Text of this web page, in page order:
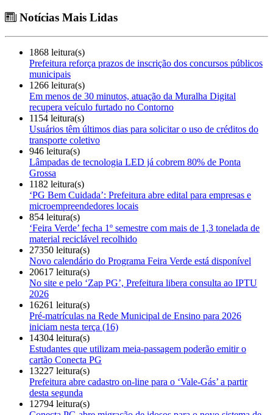
Notícias Mais Lidas
1868 leitura(s)
Prefeitura reforça prazos de inscrição dos concursos públicos
municipais
1266 leitura(s)
Em menos de 30 minutos, atuação da Muralha Digital
recupera veículo furtado no Contorno
1154 leitura(s)
Usuários têm últimos dias para solicitar o uso de créditos do
transporte coletivo
946 leitura(s)
Lâmpadas de tecnologia LED já cobrem 80% de Ponta
Grossa
1182 leitura(s)
‘PG Bem Cuidada’: Prefeitura abre edital para empresas e
microempreendedores locais
854 leitura(s)
‘Feira Verde’ fecha 1º semestre com mais de 1,3 tonelada de
material reciclável recolhido
27350 leitura(s)
Novo calendário do Programa Feira Verde está disponível
20617 leitura(s)
No site e pelo ‘Zap PG’, Prefeitura libera consulta ao IPTU
2026
16261 leitura(s)
Pré-matrículas na Rede Municipal de Ensino para 2026
iniciam nesta terça (16)
14304 leitura(s)
Estudantes que utilizam meia-passagem poderão emitir o
cartão Conecta PG
13227 leitura(s)
Prefeitura abre cadastro on-line para o ‘Vale-Gás’ a partir
desta segunda
12794 leitura(s)